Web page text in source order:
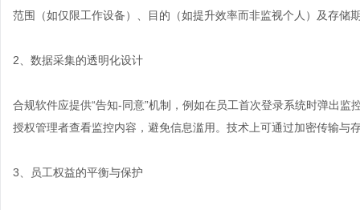
范围（如仅限工作设备）、目的（如提升效率而非监视个人）及存储
2、数据采集的透明化设计
合规软件应提供“告知-同意”机制，例如在员工首次登录系统时弹出
授权管理者查看监控内容，避免信息滥用。技术上可通过加密传输与
3、员工权益的平衡与保护